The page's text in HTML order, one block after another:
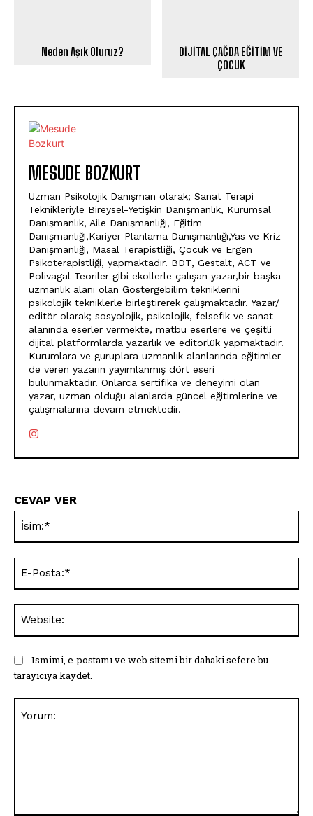
Neden Aşık Oluruz?
DİJİTAL ÇAĞDA EĞİTİM VE
ÇOCUK
MESUDE BOZKURT
Uzman Psikolojik Danışman olarak; Sanat Terapi
Teknikleriyle Bireysel-Yetişkin Danışmanlık, Kurumsal
Danışmanlık, Aile Danışmanlığı, Eğitim
Danışmanlığı,Kariyer Planlama Danışmanlığı,Yas ve Kriz
Danışmanlığı, Masal Terapistliği, Çocuk ve Ergen
Psikoterapistliği, yapmaktadır. BDT, Gestalt, ACT ve
Polivagal Teoriler gibi ekollerle çalışan yazar,bir başka
uzmanlık alanı olan Göstergebilim tekniklerini
psikolojik tekniklerle birleştirerek çalışmaktadır. Yazar/
editör olarak; sosyolojik, psikolojik, felsefik ve sanat
alanında eserler vermekte, matbu eserlere ve çeşitli
dijital platformlarda yazarlık ve editörlük yapmaktadır.
Kurumlara ve guruplara uzmanlık alanlarında eğitimler
de veren yazarın yayımlanmış dört eseri
bulunmaktadır. Onlarca sertifika ve deneyimi olan
yazar, uzman olduğu alanlarda güncel eğitimlerine ve
çalışmalarına devam etmektedir.
CEVAP VER
Ismimi, e-postamı ve web sitemi bir dahaki sefere bu
tarayıcıya kaydet.